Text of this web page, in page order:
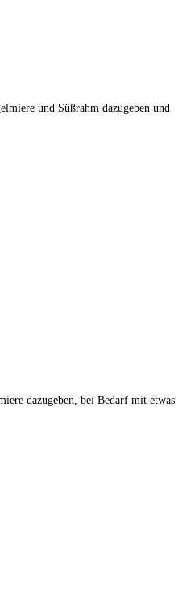
und Süßrahm dazugeben und
dazugeben, bei Bedarf mit etwas